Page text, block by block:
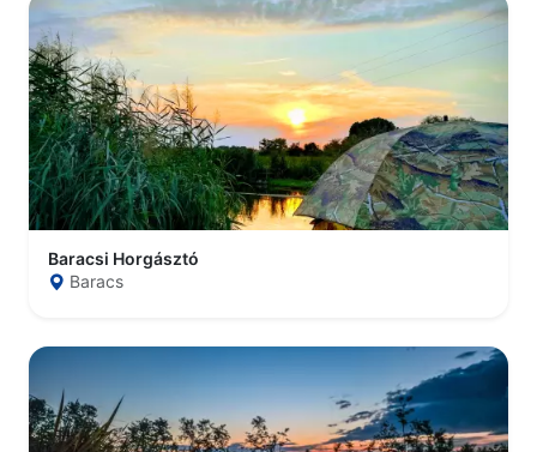
Baracsi Horgásztó
Baracs